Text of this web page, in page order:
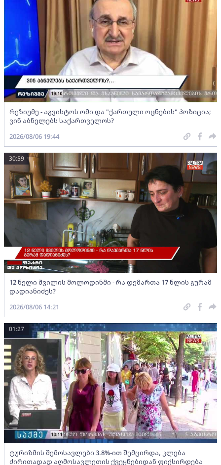
რეზიუმე - აგვისტოს ომი და "ქართული ოცნების" პოზიცია;
ვინ აბნელებს საქართველოს?
2026/08/06 19:44
12 წელი შვილის მოლოდინში - რა დემართა 17 წლის გურამ
დადიანიძეს?
30:59
2026/08/06 14:21
ტურიზმის შემოსავლები 3.8%-ით შემცირდა, კლება
ძირითადად აღმოსავლეთის ქვეყნებიდან ფიქსირდება
01:27